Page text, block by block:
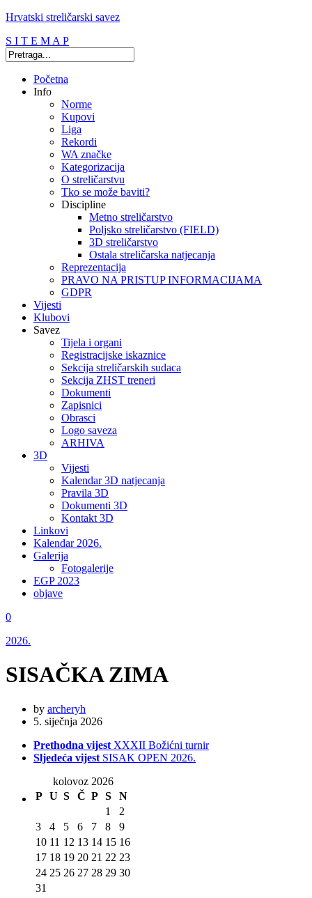
Hrvatski streličarski savez
S I T E M A P
Početna
Info
Norme
Kupovi
Liga
Rekordi
WA značke
Kategorizacija
O streličarstvu
Tko se može baviti?
Discipline
Metno streličarstvo
Poljsko streličarstvo (FIELD)
3D streličarstvo
Ostala streličarska natjecanja
Reprezentacija
PRAVO NA PRISTUP INFORMACIJAMA
GDPR
Vijesti
Klubovi
Savez
Tijela i organi
Registracijske iskaznice
Sekcija streličarskih sudaca
Sekcija ZHST treneri
Dokumenti
Zapisnici
Obrasci
Logo saveza
ARHIVA
3D
Vijesti
Kalendar 3D natjecanja
Pravila 3D
Dokumenti 3D
Kontakt 3D
Linkovi
Kalendar 2026.
Galerija
Fotogalerije
EGP 2023
objave
0
2026.
SISAČKA ZIMA
by archeryh
5. siječnja 2026
Prethodna vijest XXXII Božićni turnir
Sljedeća vijest SISAK OPEN 2026.
kolovoz 2026
P U S Č P S
N
1
2
3
4 5 6 7 8
9
10 11 12 13 14 15 16
17 18 19 20 21 22 23
24 25 26 27 28 29 30
31